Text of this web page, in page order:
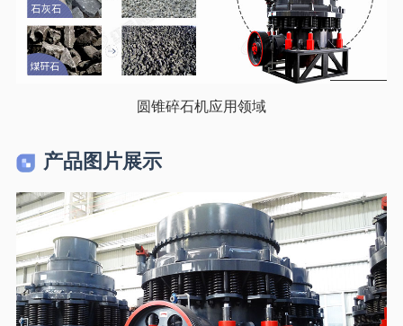
圆锥碎石机应用领域
产品图片展示